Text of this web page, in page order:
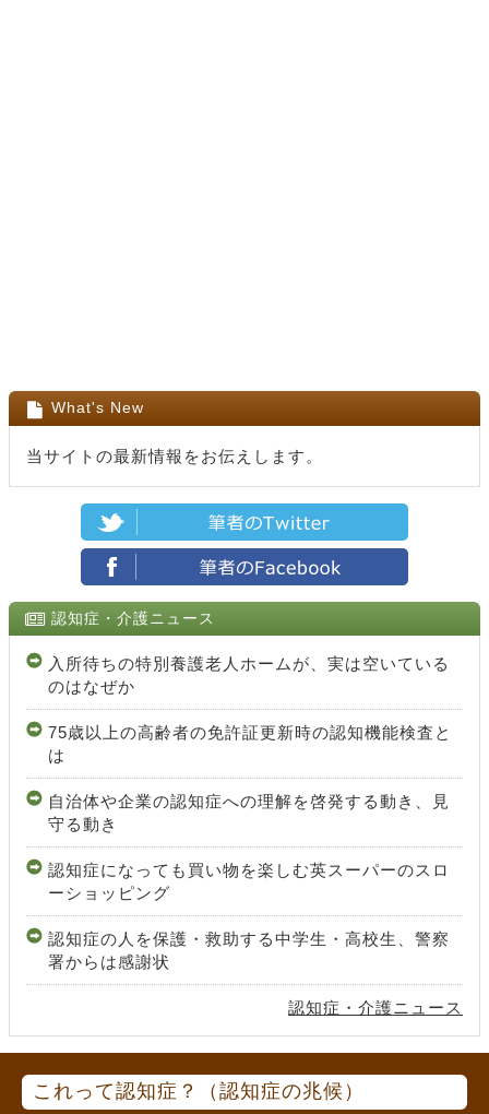
What's New
当サイトの最新情報をお伝えします。
認知症・介護ニュース
入所待ちの特別養護老人ホームが、実は空いている
のはなぜか
75歳以上の高齢者の免許証更新時の認知機能検査と
は
自治体や企業の認知症への理解を啓発する動き、見
守る動き
認知症になっても買い物を楽しむ英スーパーのスロ
ーショッピング
認知症の人を保護・救助する中学生・高校生、警察
署からは感謝状
認知症・介護ニュース
これって認知症？（認知症の兆候）